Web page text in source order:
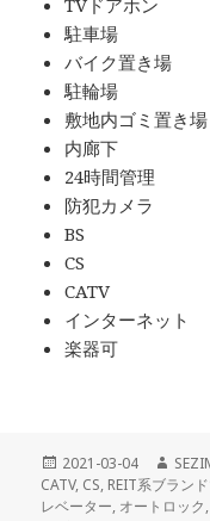
TVドアホン
駐車場
バイク置き場
駐輪場
敷地内ゴミ置き場
内廊下
24時間管理
防犯カメラ
BS
CS
CATV
インターネット
楽器可
投
稿
日:
2021-03-04
作
成
者
CATV, CS, REIT系ブラン
レベーター, オートロック